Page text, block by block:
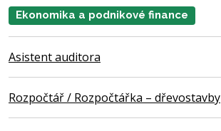
Ekonomika a podnikové finance
Asistent auditora
Rozpočtář / Rozpočtářka – dřevostavby